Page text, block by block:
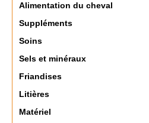
Alimentation du cheval
Suppléments
Soins
Sels et minéraux
Friandises
Litières
Matériel